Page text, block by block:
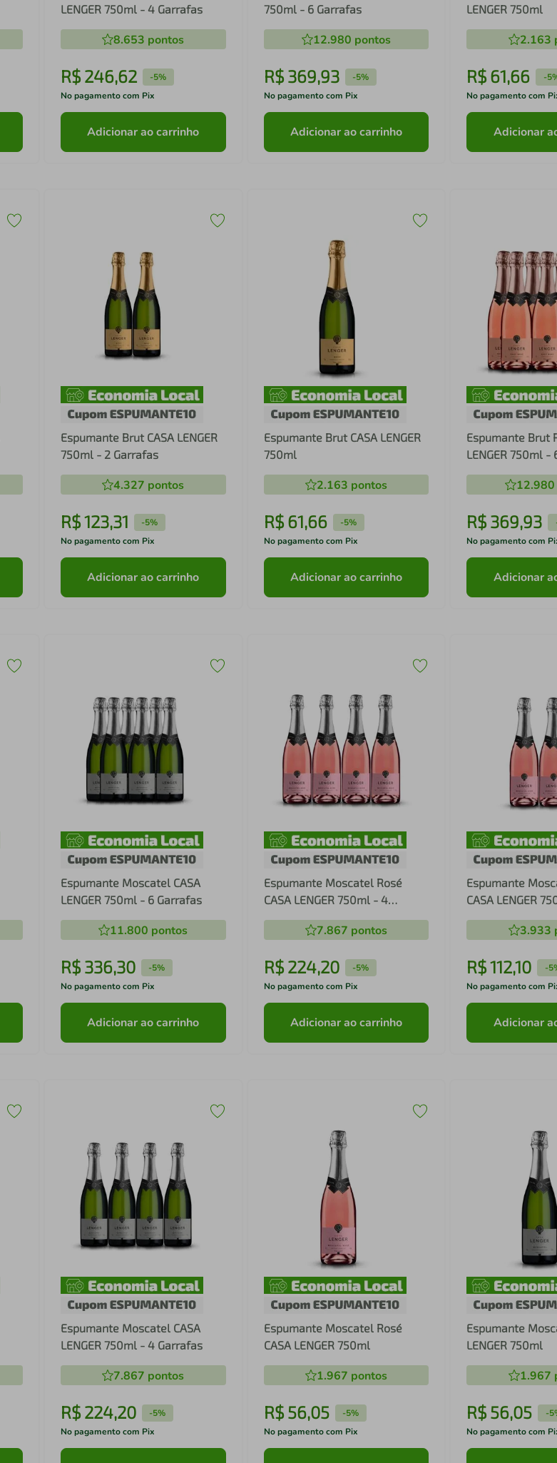
LENGER 750ml - 4 Garrafas
8.653 pontos
R$ 246,62 -5%
No pagamento com Pix
Adicionar ao carrinho
750ml - 6 Garrafas
12.980 pontos
R$ 369,93 -5%
No pagamento com Pix
Adicionar ao carrinho
LENGER 750ml
2.163
R$61,66 -
No pagamento com
Adicionar
Espumante Brut CASA LENGER
750ml - 2 Garrafas
4.327 pontos
R$123,31 -5%
No pagamento com Pix
Adicionar ao carrinho
Espumante Brut CASA LENGER
750ml
2.163 pontos
R$ 61,66 -5%
No pagamento com Pix
Adicionar ao carrinho
Espumante Brut
LENGER 750ml -
12.980
R$369,93
No pagamento com
Adicionar
Espumante Moscatel CASA
LENGER 750ml - 6 Garrafas
11.800 pontos
R$ 336,30 -5%
No pagamento com Pix
Adicionar ao carrinho
Espumante Moscatel Rosé
CASA LENGER 750ml - 4
Garrafas
7.867 pontos
R$ 224,20 -5%
No pagamento com Pix
Adicionar ao carrinho
Espumante
CASA LENGER
Garrafas
3.933
R$112,10 -
No pagamento com
Adicionar
Espumante Moscatel CASA
LENGER 750ml - 4 Garrafas
7.867 pontos
R$ 224,20 -5%
No pagamento com Pix
Espumante Moscatel Rosé
CASA LENGER 750ml
1.967 pontos
R$ 56,05 -5%
No pagamento com Pix
Espumante
LENGER 750ml
1.967
R$56,05 -
No pagamento com